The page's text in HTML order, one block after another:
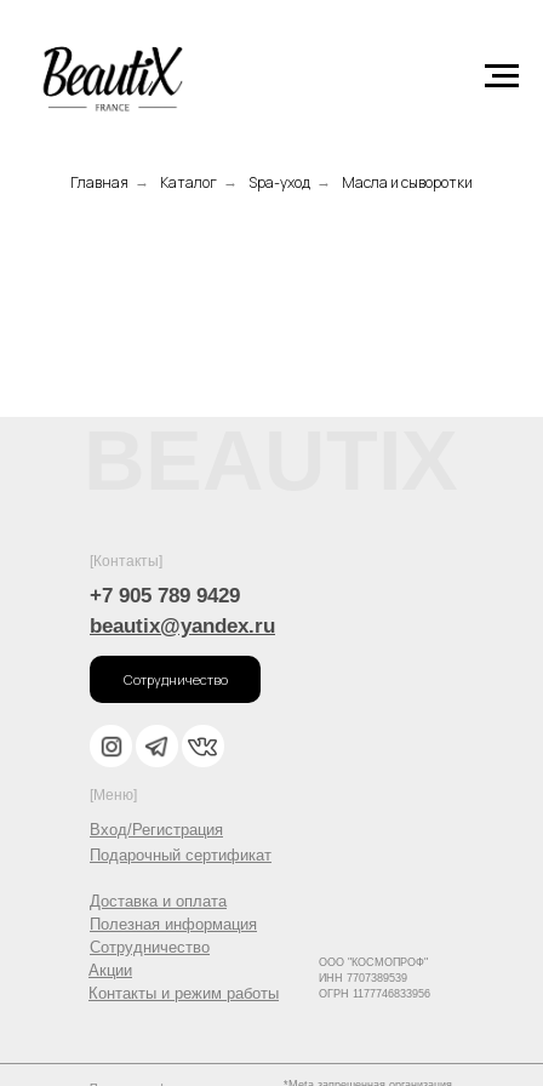
Главная → Каталог → Spa-уход → Масла и сыворотки
[Контакты]
ООО "КОСМОПРОФ"
ИНН 7707389539
ОГРН 1177746833956
Вход/Регистрация
+7 905 789 9429
beautix@yandex.ru
[Меню]
Полезная информация
Сотрудничество
Акции
Контакты и режим работы
Подарочный сертификат
Доставка и оплата
Сотрудничество